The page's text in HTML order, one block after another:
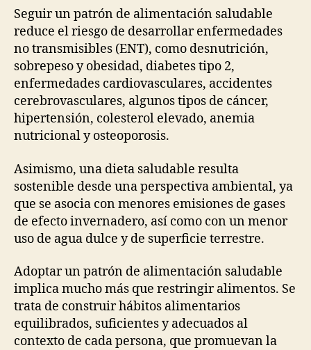
Seguir un patrón de alimentación saludable
reduce el riesgo de desarrollar enfermedades
no transmisibles (ENT), como desnutrición,
sobrepeso y obesidad, diabetes tipo 2,
enfermedades cardiovasculares, accidentes
cerebrovasculares, algunos tipos de cáncer,
hipertensión, colesterol elevado, anemia
nutricional y osteoporosis.
Asimismo, una dieta saludable resulta
sostenible desde una perspectiva ambiental, ya
que se asocia con menores emisiones de gases
de efecto invernadero, así como con un menor
uso de agua dulce y de superficie terrestre.
Adoptar un patrón de alimentación saludable
implica mucho más que restringir alimentos. Se
trata de construir hábitos alimentarios
equilibrados, suficientes y adecuados al
contexto de cada persona, que promuevan la